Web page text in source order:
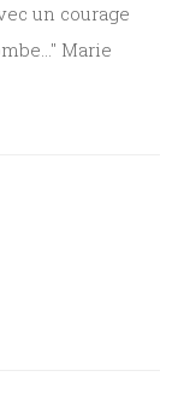
un courage
Marie